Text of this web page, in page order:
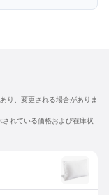
り、変更される場合がありま
れている価格および在庫状